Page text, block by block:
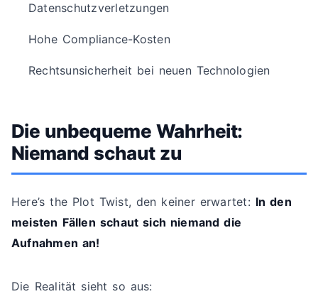
Datenschutzverletzungen
Hohe Compliance-Kosten
Rechtsunsicherheit bei neuen Technologien
Die unbequeme Wahrheit:
Niemand schaut zu
Here’s the Plot Twist, den keiner erwartet: In den
meisten Fällen schaut sich niemand die
Aufnahmen an!
Die Realität sieht so aus: